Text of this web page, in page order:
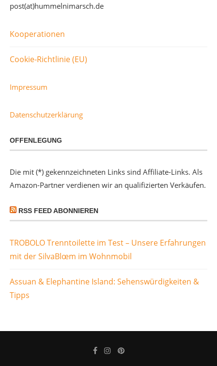
post(at)hummelnimarsch.de
Kooperationen
Cookie-Richtlinie (EU)
Impressum
Datenschutzerklärung
OFFENLEGUNG
Die mit (*) gekennzeichneten Links sind Affiliate-Links. Als
Amazon-Partner verdienen wir an qualifizierten Verkäufen.
RSS FEED ABONNIEREN
TROBOLO Trenntoilette im Test – Unsere Erfahrungen
mit der SilvaBlœm im Wohnmobil
Assuan & Elephantine Island: Sehenswürdigkeiten &
Tipps